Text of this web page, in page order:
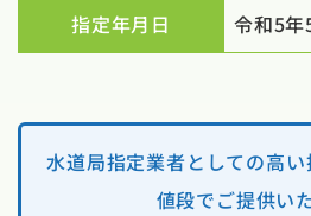
指定年月日 令和5年
水道局指定業者としての高
値段でご提供い